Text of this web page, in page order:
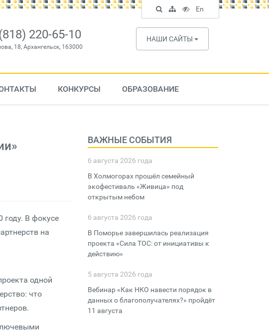
220-65-10
18, Архангельск, 163000
НАШИ САЙТЫ
КОНКУРСЫ ОБРАЗОВАНИЕ
году. В фокусе
на
одной
что
ВАЖНЫЕ СОБЫТИЯ
6 августа 2026 года
В Холмогорах прошёл семейный
экофестиваль «Живица» под
открытым небом
6 августа 2026 года
В Поморье завершилась реализация
проекта «Сила ТОС: от инициативы к
действию»
5 августа 2026 года
Вебинар «Как НКО навести порядок в
данных о благополучателях?» пройдёт
11 августа
Поиск
по
сайту
Карта
сайта
Версия
для
слабовидящих
En
English